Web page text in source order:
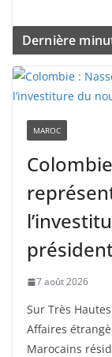
Dernière
MAROC
7 août 2026
Sur Très
Affaires
Marocains